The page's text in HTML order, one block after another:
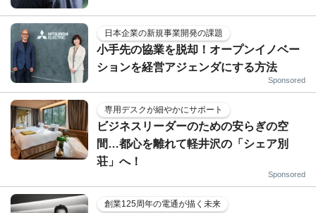
日本企業の新規事業開発の課題
小手先の協業を脱却！オープンイノベー
ションを経営アジェンダにする方法
Sponsored
専用デスクが細やかにサポート
ビジネスリーダーのための安らぎの空
間…都心を離れて軽井沢の「シェア別
荘」へ！
Sponsored
創業125周年の電通が描く未来